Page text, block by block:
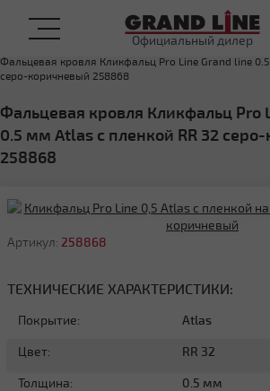
Официальный дилер
ФАЛЬЦЕВАЯ КРОВЛЯ
Фальцевая кровля Кликфальц Pro Line Grand line
серо-коричневый 258868
Фальцевая кровля Кликфальц Pro
0.5 мм Atlas с пленкой RR 32
258868
Артикул: 258868
ТЕХНИЧЕСКИЕ ХАРАКТЕРИСТИКИ:
Покрытие: Atlas
Цвет: RR 32
Толщина: 0.5 мм